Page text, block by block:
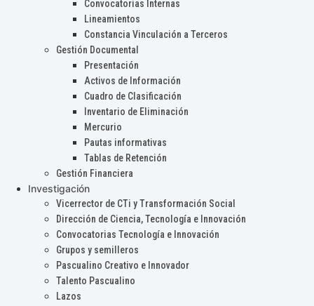
Convocatorias Internas
Lineamientos
Constancia Vinculación a Terceros
Gestión Documental
Presentación
Activos de Información
Cuadro de Clasificación
Inventario de Eliminación
Mercurio
Pautas informativas
Tablas de Retención
Gestión Financiera
Investigación
Vicerrector de CTi y Transformación Social
Dirección de Ciencia, Tecnología e Innovación
Convocatorias Tecnología e Innovación
Grupos y semilleros
Pascualino Creativo e Innovador
Talento Pascualino
Lazos